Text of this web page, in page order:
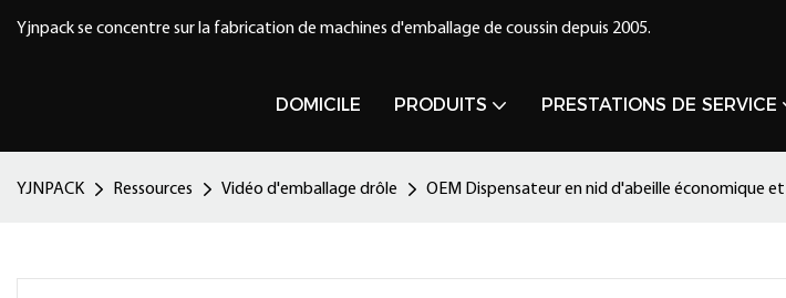
Yjnpack se concentre sur la fabrication de machines d'emballage de coussin depuis 2005.
DOMICILE PRODUITS PRESTATIONS DE SERVICE
YJNPACK Ressources Vidéo d'emballage drôle OEM Dispensateur en nid d'abeille économique